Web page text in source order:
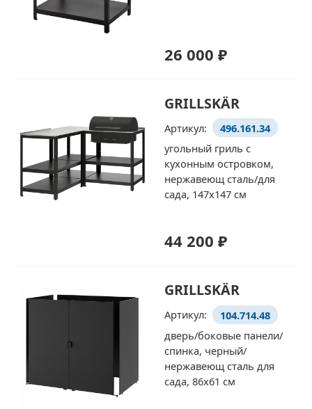
26 000 ₽
GRILLSKÄR
Артикул:
496.161.34
угольный гриль с
кухонным островком,
нержавеющ сталь/для
сада, 147x147 см
44 200 ₽
GRILLSKÄR
Артикул:
104.714.48
дверь/боковые панели/
спинка, черный/
нержавеющ сталь для
сада, 86x61 см